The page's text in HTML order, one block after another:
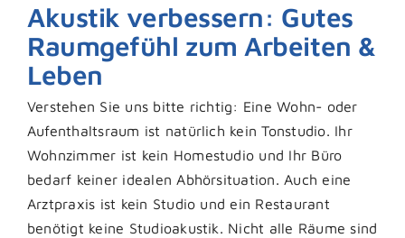
Akustik verbessern: Gutes
Raumgefühl zum Arbeiten &
Leben
Verstehen Sie uns bitte richtig: Eine Wohn- oder
Aufenthaltsraum ist natürlich kein Tonstudio. Ihr
Wohnzimmer ist kein Homestudio und Ihr Büro
bedarf keiner idealen Abhörsituation. Auch eine
Arztpraxis ist kein Studio und ein Restaurant
benötigt keine Studioakustik. Nicht alle Räume sind